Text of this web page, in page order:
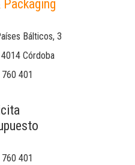
Packaging
Bálticos, 3
Córdoba
401
401